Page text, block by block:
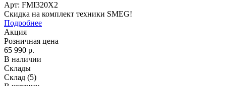
Арт: FMI320X2
Скидка на комплект техники SMEG!
Подробнее
Акция
Розничная цена
65 990 р.
В наличии
Склады
Склад (5)